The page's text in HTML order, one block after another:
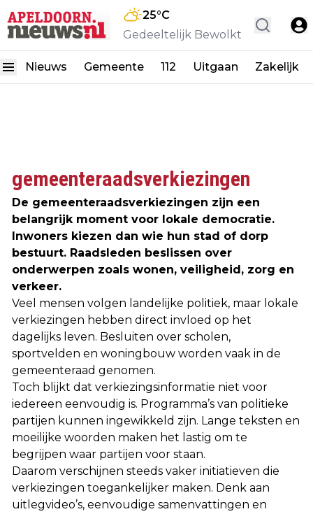
25°C
Gedeeltelijk Bewolkt
Nieuws Gemeente 112 Uitgaan Zakelijk
gemeenteraadsverkiezingen
De gemeenteraadsverkiezingen zijn een
belangrijk moment voor lokale democratie.
Inwoners kiezen dan wie hun stad of dorp
bestuurt. Raadsleden beslissen over
onderwerpen zoals wonen, veiligheid, zorg en
verkeer.
Veel mensen volgen landelijke politiek, maar lokale
verkiezingen hebben direct invloed op het
dagelijks leven. Besluiten over scholen,
sportvelden en woningbouw worden vaak in de
gemeenteraad genomen.
Toch blijkt dat verkiezingsinformatie niet voor
iedereen eenvoudig is. Programma’s van politieke
partijen kunnen ingewikkeld zijn. Lange teksten en
moeilijke woorden maken het lastig om te
begrijpen waar partijen voor staan.
Daarom verschijnen steeds vaker initiatieven die
verkiezingen toegankelijker maken. Denk aan
uitlegvideo’s, eenvoudige samenvattingen en